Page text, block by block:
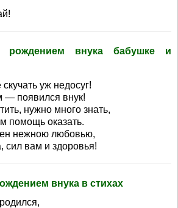
рождением внука бабушке и
уж недосуг!
— появился внук!
нужно много знать,
помощь оказать.
нежною любовью,
сил вам и здоровья!
внука в стихах